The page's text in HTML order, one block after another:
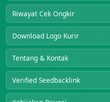
Riwayat Cek Ongkir
Download Logo Kurir
Tentang & Kontak
Verified Seedbacklink